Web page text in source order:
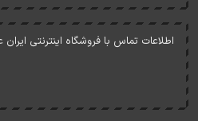
اطلاعات تماس با فروشگاه اینترنتی